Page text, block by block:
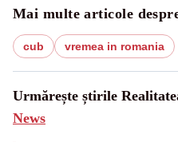
Mai multe articole
cub vremea in romania
Urmărește știrile
News